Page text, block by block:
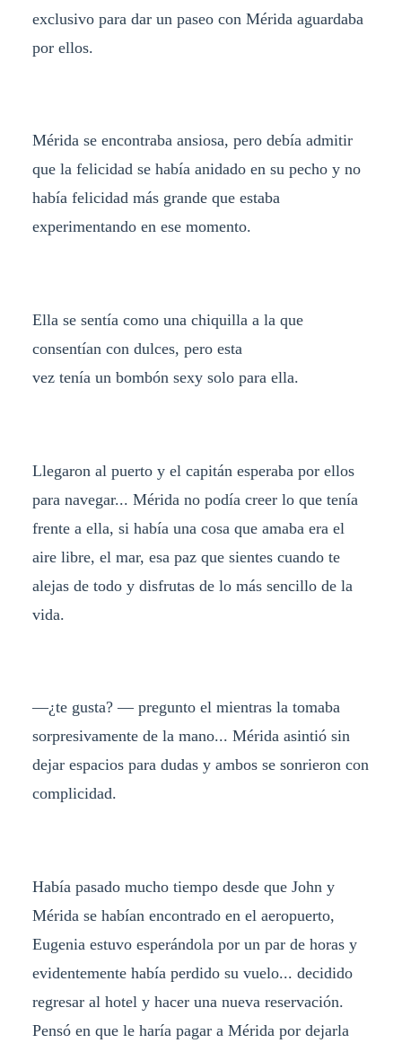
exclusivo para dar un paseo con Mérida aguardaba
por ellos.
Mérida se encontraba ansiosa, pero debía admitir
que la felicidad se había anidado en su pecho y no
había felicidad más grande que estaba
experimentando en ese momento.
Ella se sentía como una chiquilla a la que
consentían con dulces, pero esta
vez tenía un bombón sexy solo para ella.
Llegaron al puerto y el capitán esperaba por ellos
para navegar... Mérida no podía creer lo que tenía
frente a ella, si había una cosa que amaba era el
aire libre, el mar, esa paz que sientes cuando te
alejas de todo y disfrutas de lo más sencillo de la
vida.
—¿te gusta? — pregunto el mientras la tomaba
sorpresivamente de la mano... Mérida asintió sin
dejar espacios para dudas y ambos se sonrieron con
complicidad.
Había pasado mucho tiempo desde que John y
Mérida se habían encontrado en el aeropuerto,
Eugenia estuvo esperándola por un par de horas y
evidentemente había perdido su vuelo... decidido
regresar al hotel y hacer una nueva reservación.
Pensó en que le haría pagar a Mérida por dejarla